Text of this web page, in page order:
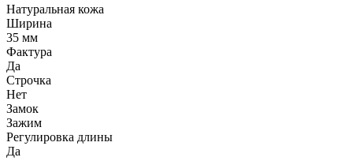
Натуральная кожа
Ширина
35 мм
Фактура
Да
Строчка
Нет
Замок
Зажим
Регулировка длины
Да